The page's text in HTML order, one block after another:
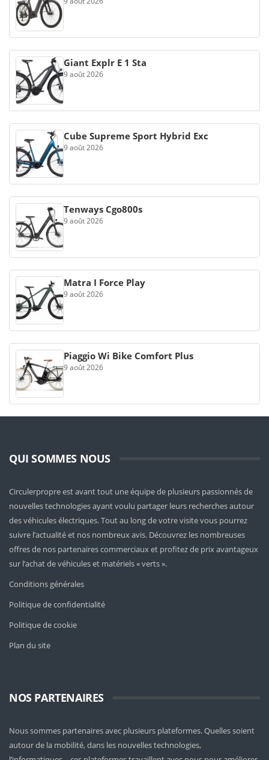
Giant Explr E 1 Sta
9 août 2026
Cube Supreme Sport Hybrid Exc
9 août 2026
Tenways Cgo800s
9 août 2026
Matra I Force Play
9 août 2026
Piaggio Wi Bike Comfort Plus
9 août 2026
QUI SOMMES NOUS
Circulerpropre est avant tout une équipe de plusieurs passionnés de
nouvelles technologies ayant voulu partager leurs recherches autour
des véhicules électriques. Tout au long de votre visite vous pourrez
suivre l’actualité et nos nombreux avis. Découvrez les nombreuses
offres de nos partenaires commerciaux et profitez de prix avantageux
sur l’achat de véhicules et matériels « verts ».
Conditions générales
Politique de confidentialité
Politique de cookie
Plan du site
NOS PARTENAIRES
Nous sommes partenaires avec plusieurs plateformes. Quelles soient
autour de la mobilité, dans les nouvelles technologies,